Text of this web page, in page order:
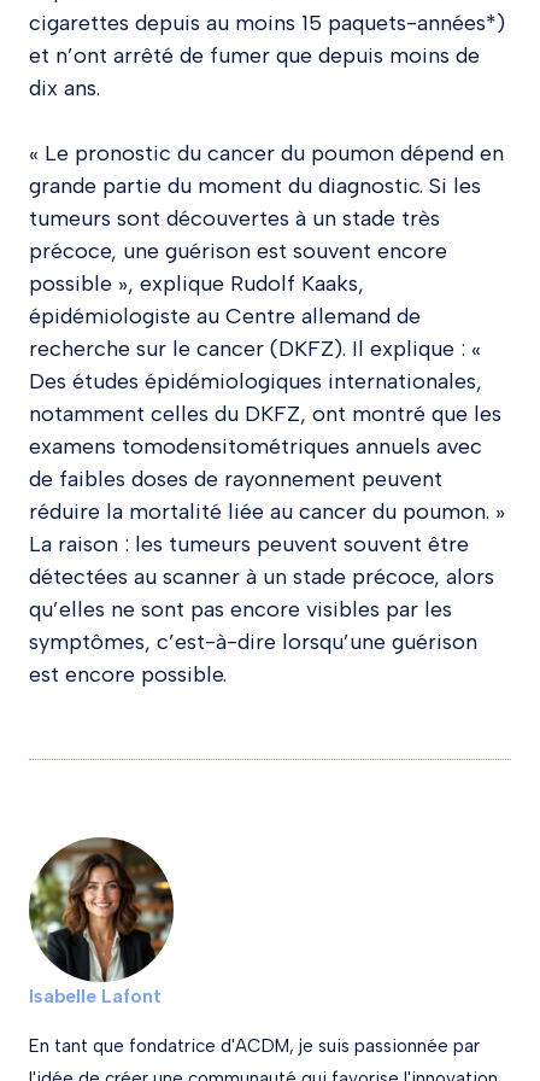
cigarettes depuis au moins 15 paquets-années*)
et n’ont arrêté de fumer que depuis moins de
dix ans.
« Le pronostic du cancer du poumon dépend en
grande partie du moment du diagnostic. Si les
tumeurs sont découvertes à un stade très
précoce, une guérison est souvent encore
possible », explique Rudolf Kaaks,
épidémiologiste au Centre allemand de
recherche sur le cancer (DKFZ). Il explique : «
Des études épidémiologiques internationales,
notamment celles du DKFZ, ont montré que les
examens tomodensitométriques annuels avec
de faibles doses de rayonnement peuvent
réduire la mortalité liée au cancer du poumon. »
La raison : les tumeurs peuvent souvent être
détectées au scanner à un stade précoce, alors
qu’elles ne sont pas encore visibles par les
symptômes, c’est-à-dire lorsqu’une guérison
est encore possible.
Isabelle Lafont
En tant que fondatrice d'ACDM, je suis passionnée par